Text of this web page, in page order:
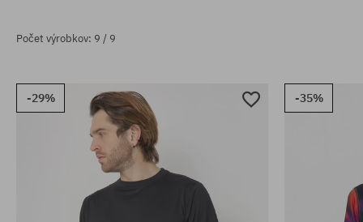
Počet výrobkov: 9 / 9
-29% -35%